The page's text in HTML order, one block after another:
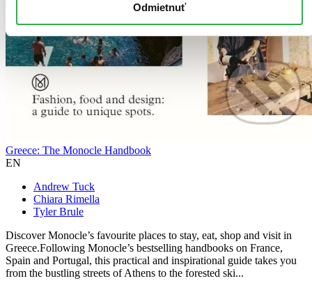
Odmietnuť
Greece: The Monocle Handbook
EN
Andrew Tuck
Chiara Rimella
Tyler Brule
Discover Monocle’s favourite places to stay, eat, shop and visit in
Greece.Following Monocle’s bestselling handbooks on France,
Spain and Portugal, this practical and inspirational guide takes you
from the bustling streets of Athens to the forested ski...